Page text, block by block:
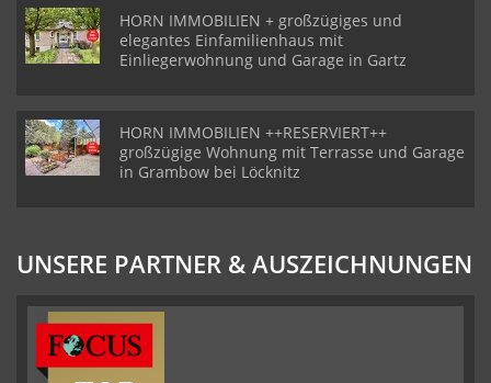
HORN IMMOBILIEN + großzügiges und
elegantes Einfamilienhaus mit
Einliegerwohnung und Garage in Gartz
HORN IMMOBILIEN ++RESERVIERT++
großzügige Wohnung mit Terrasse und Garage
in Grambow bei Löcknitz
UNSERE PARTNER & AUSZEICHNUNGEN